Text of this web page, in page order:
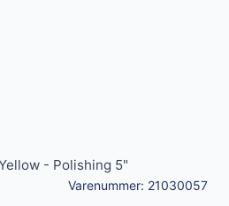
Varenummer: 21030057